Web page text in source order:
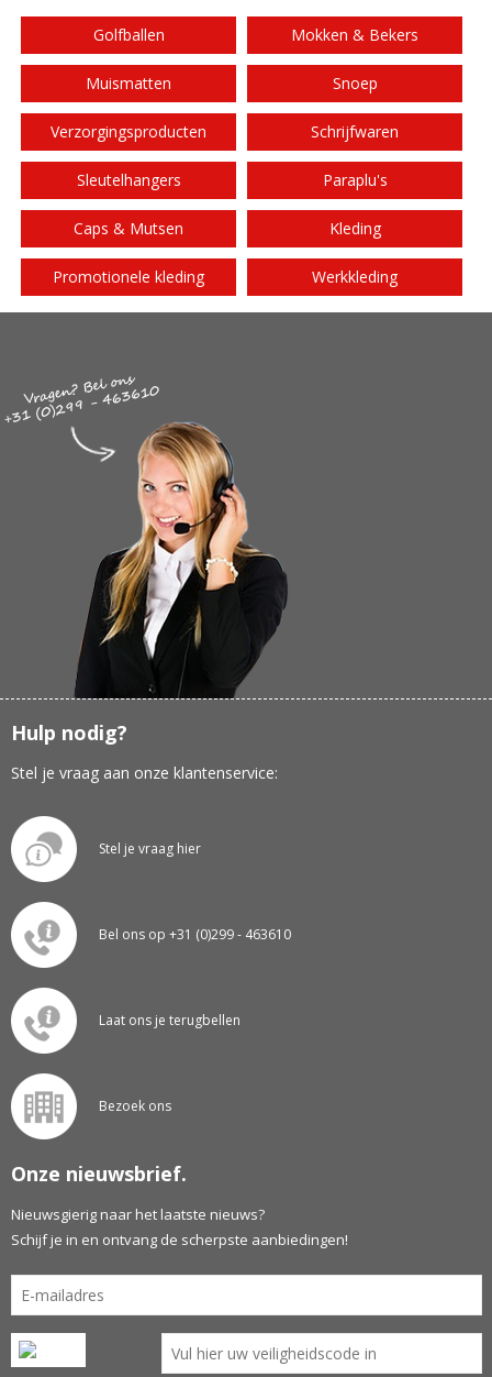
Golfballen Mokken & Bekers
Muismatten Snoep
Verzorgingsproducten Schrijfwaren
Sleutelhangers Paraplu's
Caps & Mutsen Kleding
Promotionele kleding Werkkleding
Hulp nodig?
Stel je vraag aan onze klantenservice:
Stel je vraag hier
Bel ons op +31 (0)299 - 463610
Laat ons je terugbellen
Bezoek ons
Onze nieuwsbrief.
Nieuwsgierig naar het laatste nieuws?
Schijf je in en ontvang de scherpste aanbiedingen!